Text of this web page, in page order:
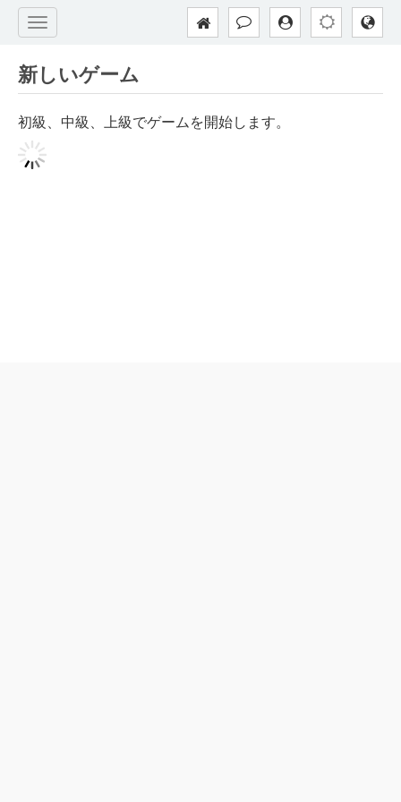
新しいゲーム
初級、中級、上級でゲームを開始します。